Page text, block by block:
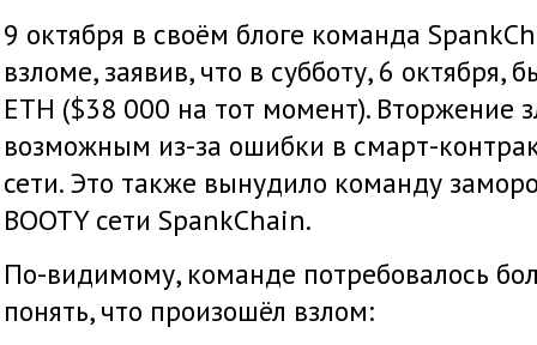
9 октября в своём блоге команда
взломе, заявив, что в субботу, 6 октября,
ETH ($38 000 на тот момент). Вторжение
возможным из-за ошибки в смарт-
сети. Это также вынудило команду
BOOTY сети SpankChain.
По-видимому, команде потребовалось
понять, что произошёл взлом: